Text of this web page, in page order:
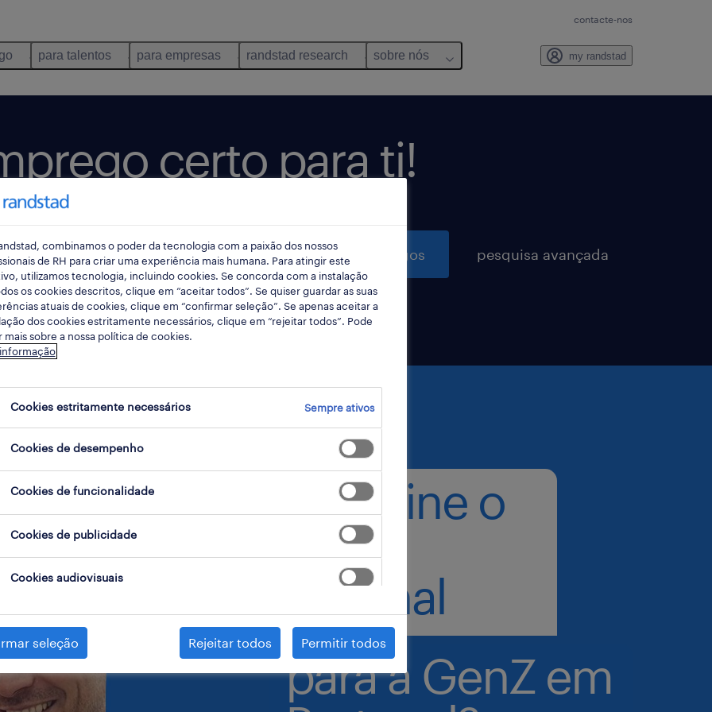
contacte-nos
para talentos para empresas randstad research sobre nós my randstad
certo para ti!
pesquisar 1223 empregos pesquisa avançada
o que define o
sucesso
profissional
para a GenZ em
combinamos o poder da tecnologia com a paixão dos nossos
de RH para criar uma experiência mais humana. Para atingir este
utilizamos tecnologia, incluindo cookies. Se concorda com a instalação
os cookies descritos, clique em “aceitar todos”. Se quiser guardar as suas
atuais de cookies, clique em “confirmar seleção”. Se apenas aceitar a
dos cookies estritamente necessários, clique em “rejeitar todos”. Pode
mais sobre a nossa política de cookies.
Cookies estritamente necessários Sempre ativos
Cookies de desempenho
Cookies de funcionalidade
Cookies de publicidade
Cookies audiovisuais
seleção Rejeitar todos Permitir todos